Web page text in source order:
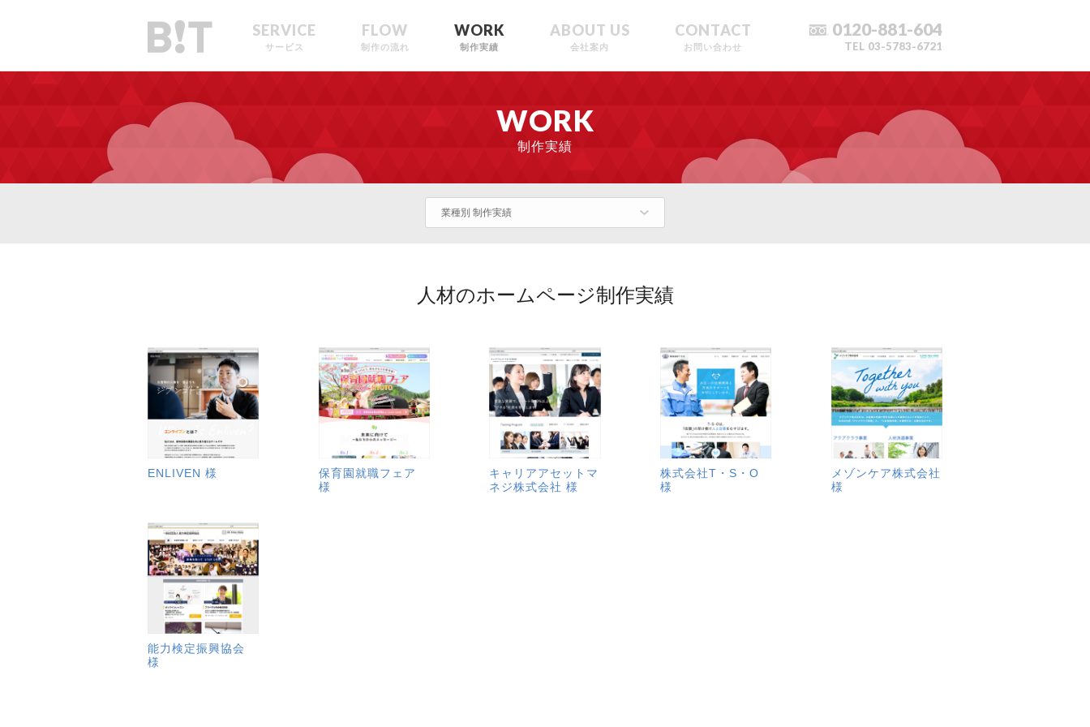
SERVICE
サービス
FLOW
制作の流れ
WORK
制作実績
ABOUT US
会社案内
CONTACT
お問い合わせ
0120-881-604
TEL 03-5783-6721
WORK
制作実績
業種別 制作実績
人材のホームページ制作実績
ENLIVEN 様
保育園就職フェア
様
キャリアアセットマ
ネジ株式会社 様
株式会社T・S・O
様
メゾンケア株式会社
様
能力検定振興協会
様